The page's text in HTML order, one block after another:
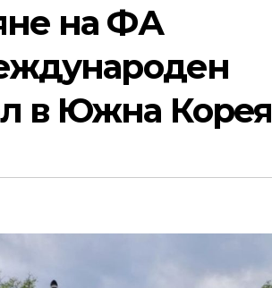
на ФА
в Южна Корея